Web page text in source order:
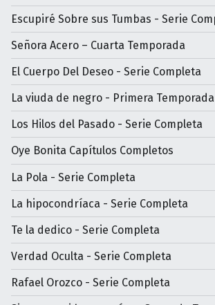
Escupiré Sobre sus Tumbas - Serie
Señora Acero – Cuarta Temporada
El Cuerpo Del Deseo - Serie Completa
La viuda de negro - Primera Temporada
Los Hilos del Pasado - Serie Completa
Oye Bonita Capítulos Completos
La Pola - Serie Completa
La hipocondríaca - Serie Completa
Te la dedico - Serie Completa
Verdad Oculta - Serie Completa
Rafael Orozco - Serie Completa